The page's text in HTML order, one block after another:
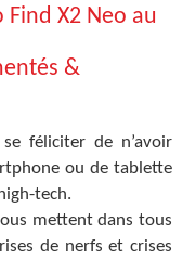
X2 Neo au
&
féliciter de n’avoir
ou de tablette
tech.
mettent dans tous
de nerfs et crises